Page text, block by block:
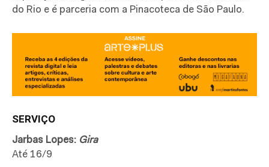
do Rio e é parceria com a Pinacoteca de São Paulo.
SERVIÇO
Jarbas Lopes: Gira
Até 16/9